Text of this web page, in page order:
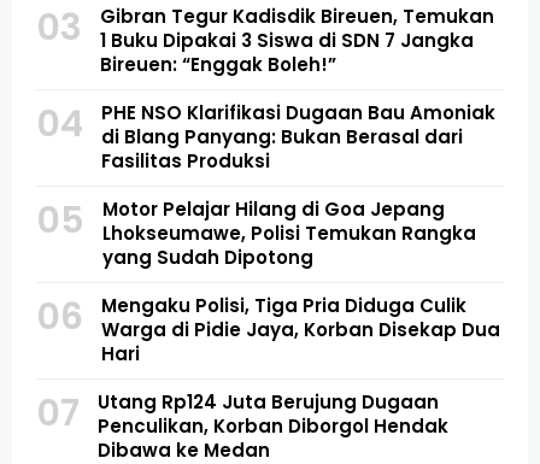
03
Gibran Tegur Kadisdik Bireuen, Temukan
1 Buku Dipakai 3 Siswa di SDN 7 Jangka
Bireuen: “Enggak Boleh!”
04
PHE NSO Klarifikasi Dugaan Bau Amoniak
di Blang Panyang: Bukan Berasal dari
Fasilitas Produksi
05
Motor Pelajar Hilang di Goa Jepang
Lhokseumawe, Polisi Temukan Rangka
yang Sudah Dipotong
06
Mengaku Polisi, Tiga Pria Diduga Culik
Warga di Pidie Jaya, Korban Disekap Dua
Hari
07
Utang Rp124 Juta Berujung Dugaan
Penculikan, Korban Diborgol Hendak
Dibawa ke Medan